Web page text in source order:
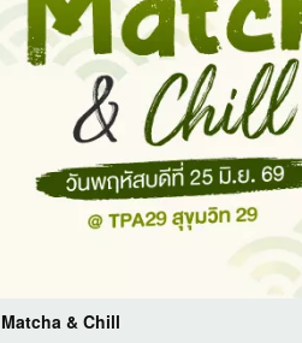
Matcha & Chill